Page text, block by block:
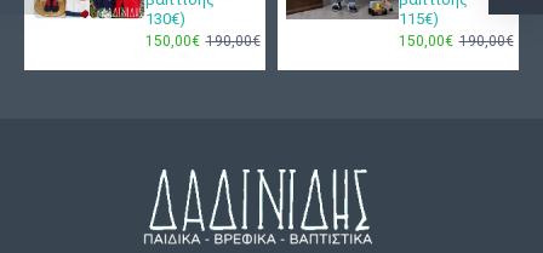
130€)
150,00€ 190,00€
115€)
150,00€ 190,00€